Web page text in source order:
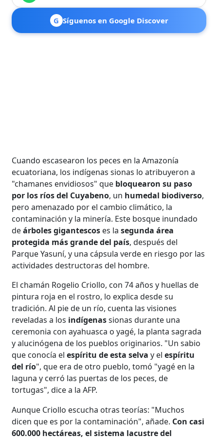
G Síguenos en Google Discover
Cuando escasearon los peces en la Amazonía
ecuatoriana, los indígenas sionas lo atribuyeron a
"chamanes envidiosos" que bloquearon su paso
por los ríos del Cuyabeno, un humedal biodiverso,
pero amenazado por el cambio climático, la
contaminación y la minería. Este bosque inundado
deárboles gigantescos es lasegunda área
protegida más grande del país, después del
Parque Yasuní, y una cápsula verde en riesgo por las
actividades destructoras del hombre.
El chamán Rogelio Criollo, con 74 años y huellas de
pintura roja en el rostro, lo explica desde su
tradición. Al pie de un río, cuenta las visiones
reveladas a los indígenassionas durante una
ceremonia con ayahuasca o yagé, la planta sagrada
y alucinógena de los pueblos originarios. "Un sabio
que conocía elespíritu de esta selvay elespíritu
del río", que era de otro pueblo, tomó "yagé en la
laguna y cerró las puertas de los peces, de
tortugas", dice a la AFP.
Aunque Criollo escucha otras teorías: "Muchos
dicen que es por la contaminación", añade. Con casi
600.000 hectáreas, el sistema lacustre del